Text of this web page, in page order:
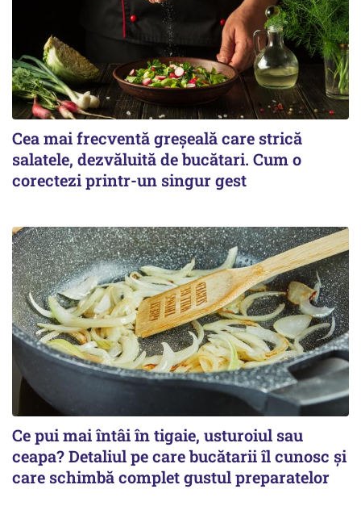
Cea mai frecventă greșeală care strică
salatele, dezvăluită de bucătari. Cum o
corectezi printr-un singur gest
Ce pui mai întâi în tigaie, usturoiul sau
ceapa? Detaliul pe care bucătarii îl cunosc și
care schimbă complet gustul preparatelor